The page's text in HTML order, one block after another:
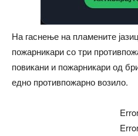
На гаснење на пламените
пожарникари со три
повикани и пожарникари од
едно противпожарно возило.